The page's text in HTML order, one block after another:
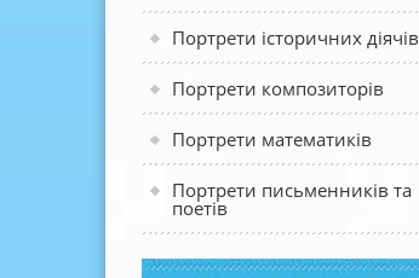
Портрети історичних діячів
Портрети композиторів
Портрети математиків
Портрети письменників та
поетів